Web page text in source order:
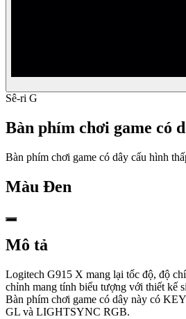
Sê-ri G
Bàn phím chơi game có
Bàn phím chơi game có dây cấu hình
Màu Đen
Mô tả
Logitech G915 X mang lại tốc độ, độ
chỉnh mang tính biểu tượng với thiết kế
Bàn phím chơi game có dây này có
GL và LIGHTSYNC RGB.